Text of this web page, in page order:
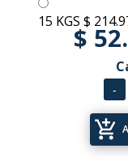
15 KGS $
$
add_shopping_cart